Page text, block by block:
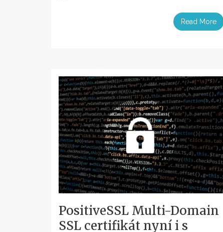
Read More
PositiveSSL Multi-Domain
SSL certifikát nyní i s